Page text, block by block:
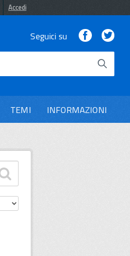
Accedi
Seguici su Facebook
TEMI INFORMAZIONI